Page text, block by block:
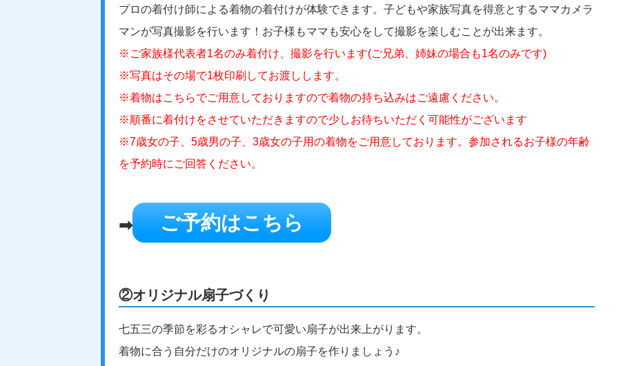
プロの着付け師による着物の着付けが体験できます。子どもや家族写真を得意とするママカメラ
マンが写真撮影を行います！お子様もママも安心をして撮影を楽しむことが出来ます。
※ご家族様代表者1名のみ着付け、撮影を行います(ご兄弟、姉妹の場合も1名のみです)
※写真はその場で1枚印刷してお渡しします。
※着物はこちらでご用意しておりますので着物の持ち込みはご遠慮ください。
※順番に着付けをさせていただきますので少しお待ちいただく可能性がございます
※7歳女の子、5歳男の子、3歳女の子用の着物をご用意しております。参加されるお子様の年齢
を予約時にご回答ください。
➡ ご予約はこちら
②オリジナル扇子づくり
七五三の季節を彩るオシャレで可愛い扇子が出来上がります。
着物に合う自分だけのオリジナルの扇子を作りましょう♪